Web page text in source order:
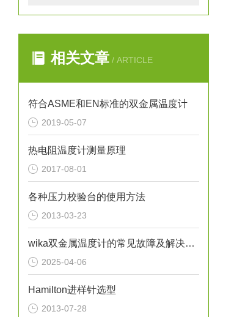
相关文章 / ARTICLE
符合ASME和EN标准的双金属温度计
2019-05-07
热电阻温度计测量原理
2017-08-01
各种压力校验台的使用方法
2013-03-23
wika双金属温度计的常见故障及解决方法
2025-04-06
Hamilton进样针选型
2013-07-28